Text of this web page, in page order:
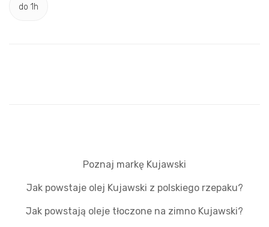
do 1h
Poznaj markę Kujawski
Jak powstaje olej Kujawski z polskiego rzepaku?
Jak powstają oleje tłoczone na zimno Kujawski?